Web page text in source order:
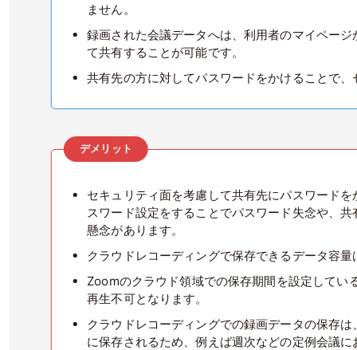
ません。
録画された会議データへは、利用者のマイペー
て共有することが可能です。
共有先の方に対してパスワードをかけることで
デメリット
セキュリティ面を考慮して共有先にパスワード
スワード設定をすることでパスワード失念や、
懸念があります。
クラウドレコーディングで保存できるデータ容
Zoomのクラウド領域での保存期間を設定してい
再生不可となります。
クラウドレコーディングでの録画データの保存
に保存されるため、例えば週次などの定例会議